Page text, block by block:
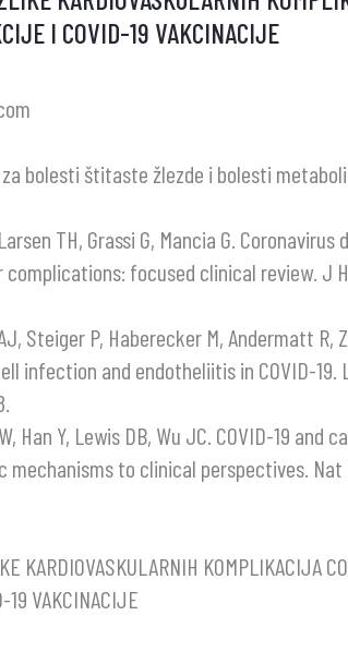
I COVID-19 VAKCINACIJE
bolesti štitaste žlezde i bolesti
TH, Grassi G, Mancia G. Coronavirus
complications: focused clinical review. J
Steiger P, Haberecker M, Andermatt R,
infection and endotheliitis in COVID-19.
Han Y, Lewis DB, Wu JC. COVID-19 and
mechanisms to clinical perspectives. Nat
KARDIOVASKULARNIH KOMPLIKACIJA
19 VAKCINACIJE